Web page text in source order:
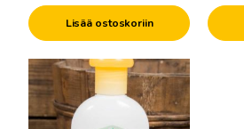
Lisää ostoskoriin